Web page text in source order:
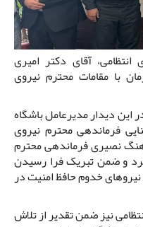
آقای دکتر امیری
با مقامات محترم نیروی
دیدار مدیرعامل باشگاه
فرماندهی محترم نیروی
نصیری فرماندهی محترم
و ضمن تبریک فرا رسیدن
خدوم حافظ امنیت در
نیز ضمن تقدیر از تلاش